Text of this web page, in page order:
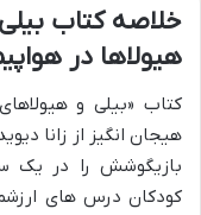
هیولاها در
هیجان انگیز از زانا
بازیگوشش را در یک
کودکان درس های